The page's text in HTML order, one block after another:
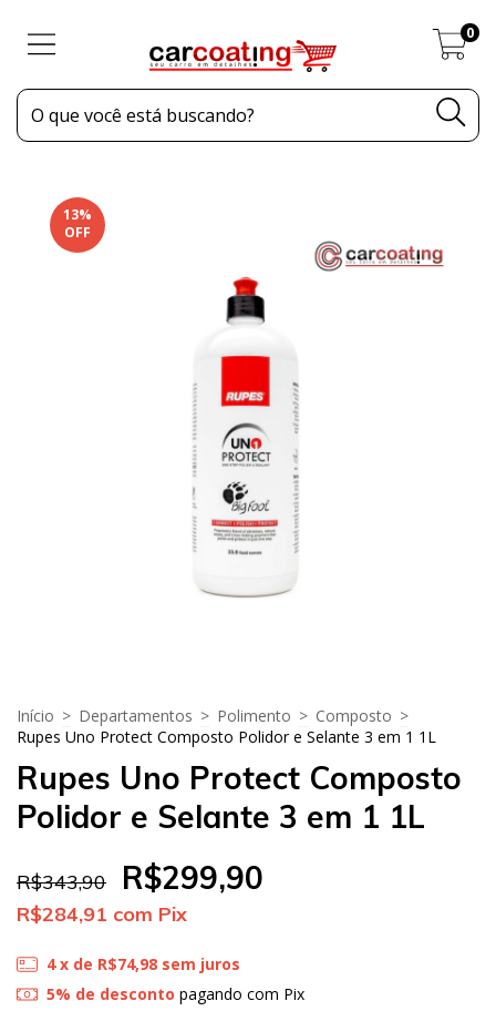
0
13%
OFF
Início > Departamentos > Polimento > Composto >
Rupes Uno Protect Composto Polidor e Selante 3 em 1 1L
Rupes Uno Protect Composto
Polidor e Selante 3 em 1 1L
R$343,90 R$299,90
R$284,91 com Pix
4 x de R$74,98 sem juros
5% de desconto pagando com Pix